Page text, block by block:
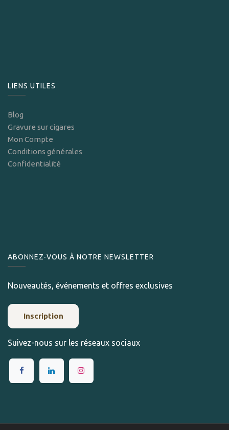
LIENS UTILES
Blog
Gravure sur cigares
Mon Compte
Conditions générales
Confidentialité
ABONNEZ-VOUS À NOTRE NEWSLETTER
Nouveautés, événements et offres exclusives
Inscription
Suivez-nous sur les réseaux sociaux